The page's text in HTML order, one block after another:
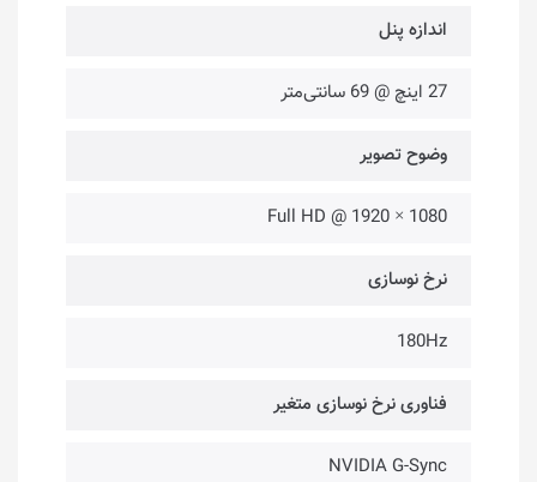
اندازه پنل
27 اینچ @ 69 سانتی‌متر
وضوح تصویر
Full HD @ 1920 × 1080
نرخ نوسازی
180Hz
فناوری نرخ نوسازی متغیر
NVIDIA G-Sync